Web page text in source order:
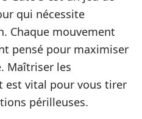
qui nécessite
Chaque mouvement
pensé pour maximiser
Maîtriser les
est vital pour vous tirer
périlleuses.